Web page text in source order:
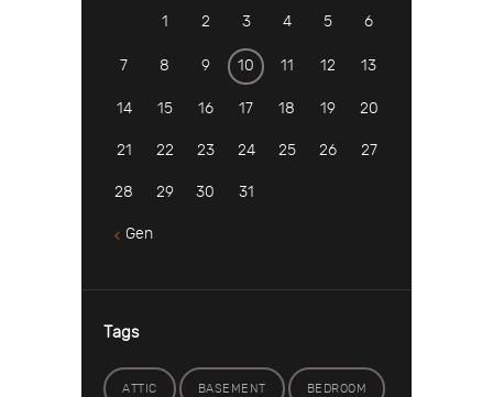
1 2 3 4 5 6
7 8 9 10 11 12 13
14 15 16 17 18 19 20
21 22 23 24 25 26 27
28 29 30 31
Gen
Tags
ATTIC BASEMENT BEDROOM